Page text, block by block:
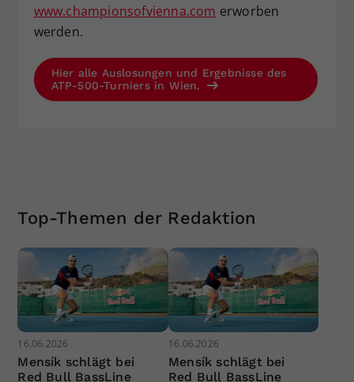
www.championsofvienna.com erworben
werden.
Hier alle Auslosungen und Ergebnisse des
ATP-500-Turniers in Wien.
Top-Themen der Redaktion
16.06.2026
Mensík schlägt bei
Red Bull BassLine
16.06.2026
Mensík schlägt bei
Red Bull BassLine